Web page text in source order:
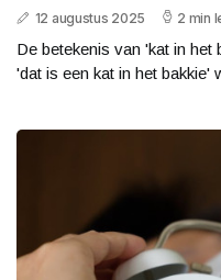
12 augustus 2025 2 min
De betekenis van 'kat in het
'dat is een kat in het bakkie'